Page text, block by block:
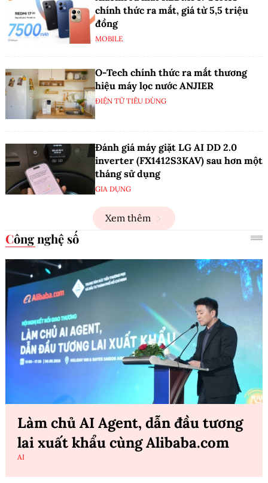
chính thức ra mắt, giá từ 5,5 triệu
đồng
MOBILE
O-Tech chính thức ra mắt thương
hiệu máy lọc nước ANJIER
ĐIỆN TỬ TIÊU DÙNG
Đánh giá máy giặt LG AI DD 2.0
inverter (FX1412S3KAV) sau hơn một
tháng sử dụng
GIA DỤNG
Xem thêm
Công nghệ số
Làm chủ AI Agent, dẫn đầu tương
lai xuất khẩu cùng Alibaba.com
AI